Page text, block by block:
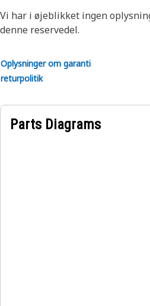
Vi har i øjeblikket ingen
denne reservedel.
Oplysninger om garanti
returpolitik
Parts Diagrams